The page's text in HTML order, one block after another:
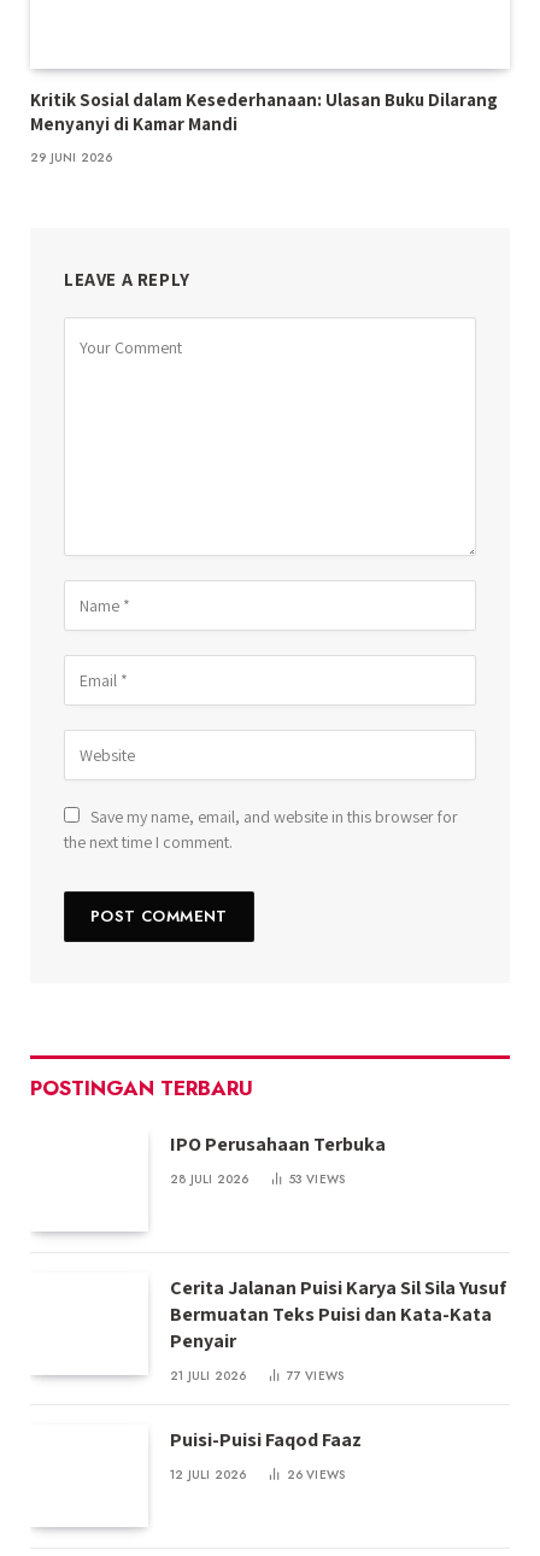
Kritik Sosial dalam Kesederhanaan: Ulasan Buku Dilarang
Menyanyi di Kamar Mandi
29 JUNI 2026
LEAVE A REPLY
Save my name, email, and website in this browser for
the next time I comment.
POSTINGAN TERBARU
IPO Perusahaan Terbuka
28 JULI 2026 53VIEWS
Cerita Jalanan Puisi Karya Sil Sila Yusuf
Bermuatan Teks Puisi dan Kata-Kata
Penyair
21 JULI 2026 77VIEWS
Puisi-Puisi Faqod Faaz
12 JULI 2026 26VIEWS